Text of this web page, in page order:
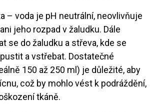
– voda je pH neutrální, neovlivňuje
jeho rozpad v žaludku. Dále
se do žaludku a střeva, kde se
a vstřebat. Dostatečné
150 až 250 ml) je důležité, aby
což by mohlo vést k podráždění,
tkáně.